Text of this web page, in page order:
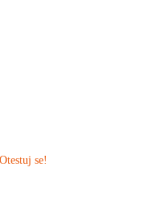
se!